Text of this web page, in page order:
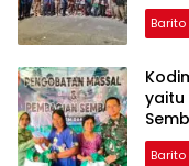
yaitu
XXII/